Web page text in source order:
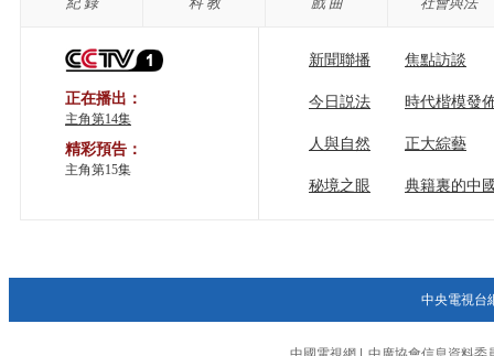
正在播出：
主角第14集
精彩預告：
主角第15集
新聞聯播 焦點訪談
今日説法 時代楷模發
人與自然 正大綜藝
秘境之眼 典籍裏的中
中央電視台